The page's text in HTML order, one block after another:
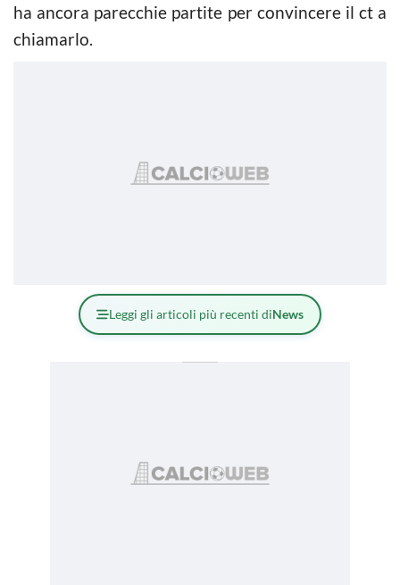
ha ancora parecchie partite per convincere il ct a
chiamarlo.
Leggi gli articoli più recenti diNews